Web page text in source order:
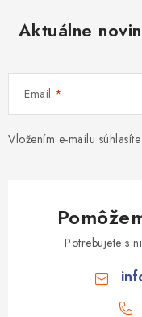
Aktuálne
Email
Vložením e-mailu
Potrebujete s